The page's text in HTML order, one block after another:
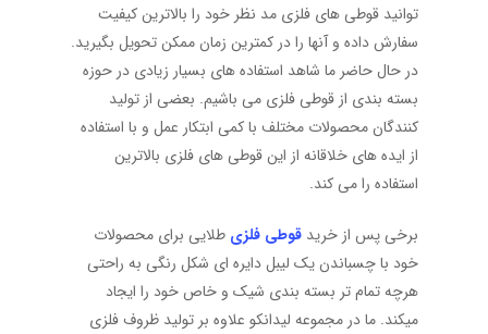
توانید قوطی های فلزی مد نظر خود را بالاترین کیفیت
سفارش داده و آنها را در کمترین زمان ممکن تحویل بگیرید.
در حال حاضر ما شاهد استفاده های بسیار زیادی در حوزه
بسته بندی از قوطی فلزی می باشیم. بعضی از تولید
کنندگان محصولات مختلف با کمی ابتکار عمل و با استفاده
از ایده های خلاقانه از این قوطی های فلزی بالاترین
استفاده را می کند.
برخی پس از خرید قوطی فلزی طلایی برای محصولات
خود با چسباندن یک لیبل دایره ای شکل رنگی به راحتی
هرچه تمام تر بسته بندی شیک و خاص خود را ایجاد
میکند. ما در مجموعه لیدانکو علاوه بر تولید ظروف فلزی